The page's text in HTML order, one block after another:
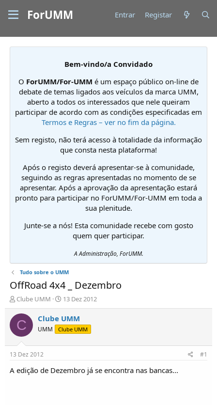
ForUMM Entrar Registar
Bem-vindo/a Convidado
O ForUMM/For-UMM é um espaço público on-line de
debate de temas ligados aos veículos da marca UMM,
aberto a todos os interessados que nele queiram
participar de acordo com as condições especificadas em
Termos e Regras – ver no fim da página.
Sem registo, não terá acesso à totalidade da informação
que consta nesta plataforma!
Após o registo deverá apresentar-se à comunidade,
seguindo as regras apresentadas no momento de se
apresentar. Após a aprovação da apresentação estará
pronto para participar no ForUMM/For-UMM em toda a
sua plenitude.
Junte-se a nós! Esta comunidade recebe com gosto
quem quer participar.
A Administração, ForUMM.
Tudo sobre o UMM
OffRoad 4x4 _ Dezembro
I
n
i
c
i
d
o
r
Clube UMM
D
a
t
a
d
í
13 Dez 2012
C Clube UMM
UMM Clube UMM
13 Dez 2012 #1
A edição de Dezembro já se encontra nas bancas...